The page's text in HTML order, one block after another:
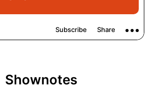
Shownotes